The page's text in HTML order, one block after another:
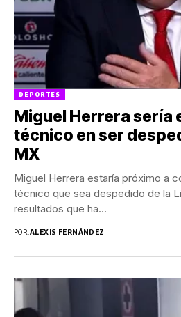
DEPORTES
Miguel Herrera sería
técnico en ser
MX
Miguel Herrera estaría próximo a
técnico que sea despedido de la
resultados que ha...
POR:ALEXIS FERNÁNDEZ